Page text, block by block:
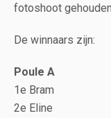
fotoshoot
De winnaars zijn:
Poule A
1e Bram
2e Eline